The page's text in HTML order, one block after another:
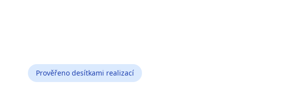
Prověřeno desítkami realizací